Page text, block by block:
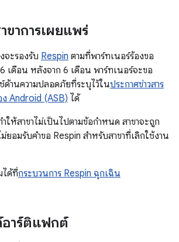
าการเผยแพร่
จะรองรับ Respin ตามที่พาร์ทเนอร์ร้องขอ
เดือน หลังจาก 6 เดือน พาร์ทเนอร์จะขอ
านความปลอดภัยที่ระบุไว้ในประกาศข่าวสาร
Android (ASB) ได้
ให้สาขาไม่เป็นไปตามข้อกำหนด สาขาจะถูก
ยอมรับคำขอ Respin สำหรับสาขาที่เลิกใช้งาน
ได้ที่กระบวนการ Respin ฉุกเฉิน
อาร์ติแฟกต์